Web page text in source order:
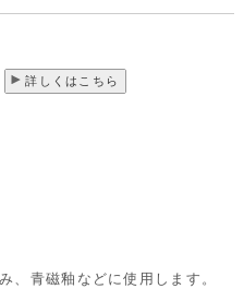
詳しくはこちら
、青磁釉などに使用します。